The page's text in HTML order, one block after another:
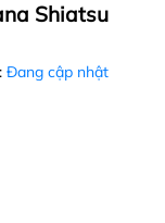
Shiatsu
Đang cập nhật